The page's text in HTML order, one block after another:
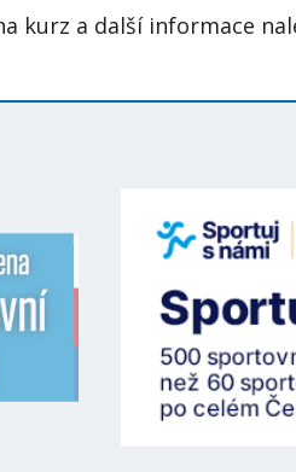
kurz a další informace